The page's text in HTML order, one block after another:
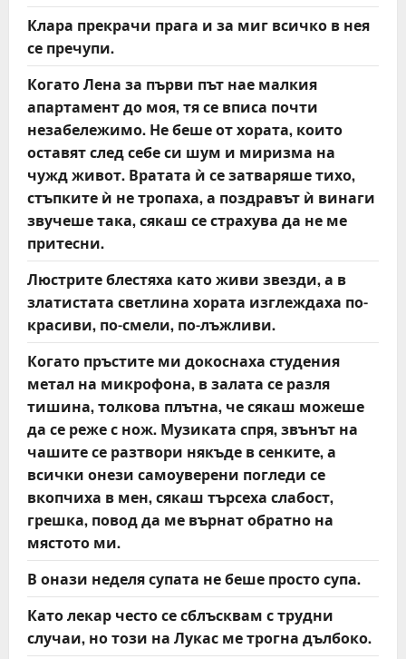
Клара прекрачи прага и за миг всичко в нея
се пречупи.
Когато Лена за първи път нае малкия
апартамент до моя, тя се вписа почти
незабележимо. Не беше от хората, които
оставят след себе си шум и миризма на
чужд живот. Вратата ѝ се затваряше тихо,
стъпките ѝ не тропаха, а поздравът ѝ винаги
звучеше така, сякаш се страхува да не ме
притесни.
Люстрите блестяха като живи звезди, а в
златистата светлина хората изглеждаха по-
красиви, по-смели, по-лъжливи.
Когато пръстите ми докоснаха студения
метал на микрофона, в залата се разля
тишина, толкова плътна, че сякаш можеше
да се реже с нож. Музиката спря, звънът на
чашите се разтвори някъде в сенките, а
всички онези самоуверени погледи се
вкопчиха в мен, сякаш търсеха слабост,
грешка, повод да ме върнат обратно на
мястото ми.
В онази неделя супата не беше просто супа.
Като лекар често се сблъсквам с трудни
случаи, но този на Лукас ме трогна дълбоко.